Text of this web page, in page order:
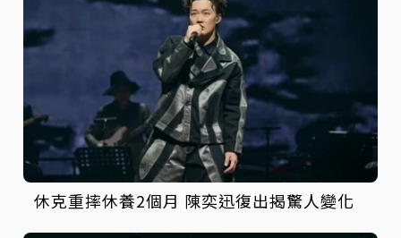
休克重摔休養2個月 陳奕迅復出揭驚人變化